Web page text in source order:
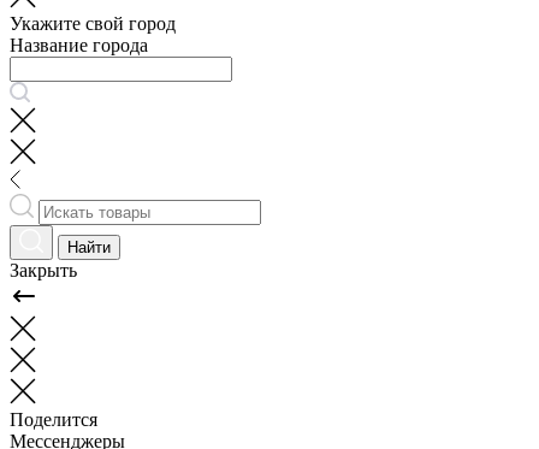
Укажите свой город
Название города
Найти
Закрыть
Поделится
Мессенджеры